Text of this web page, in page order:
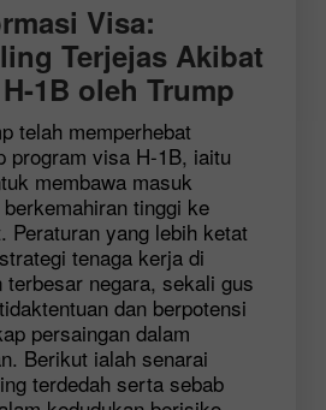
Visa:
Terjejas Akibat
1B oleh Trump
telah memperhebat
program visa H-1B, iaitu
membawa masuk
tinggi ke
Peraturan yang lebih ketat
tenaga kerja di
terbesar negara, sekali gus
dan berpotensi
persaingan dalam
Berikut ialah senarai
terdedah serta sebab